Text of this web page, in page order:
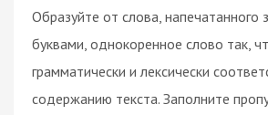
Образуйте от слова, напечатанного
буквами, однокоренное слово так,
грамматически и лексически
содержанию текста. Заполните